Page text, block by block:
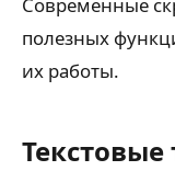
Современные
полезных
их работы.
Текстовые